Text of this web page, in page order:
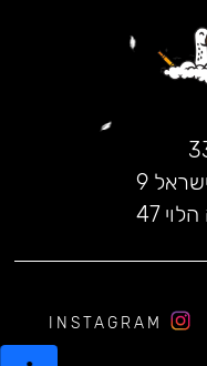
9
47
INSTAGRAM